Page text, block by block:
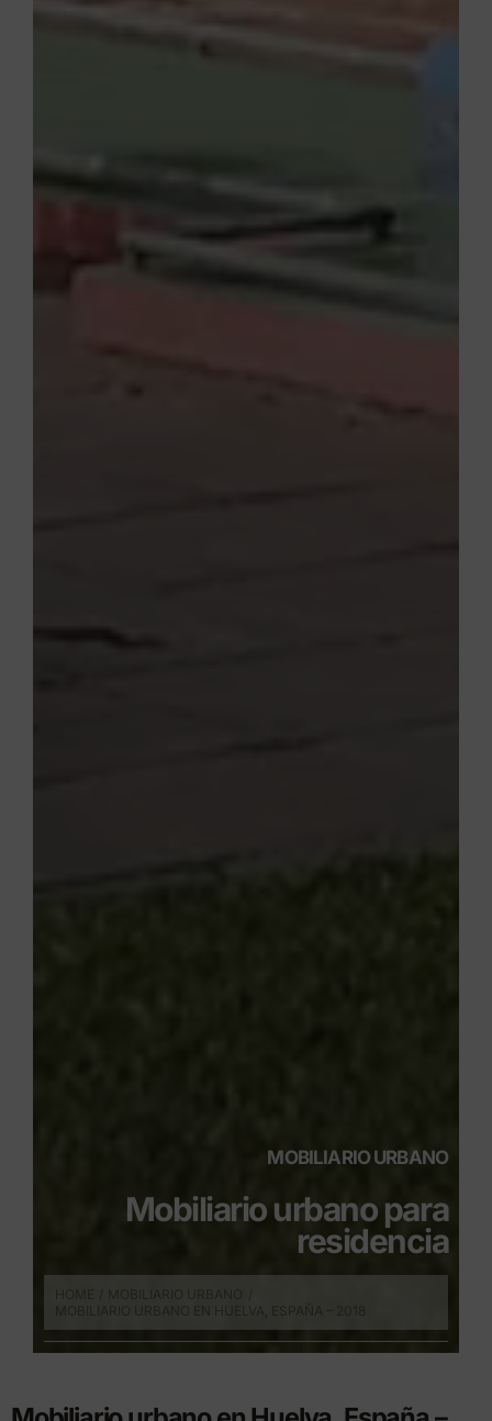
MOBILIARIO URBANO
Mobiliario urbano para
residencia